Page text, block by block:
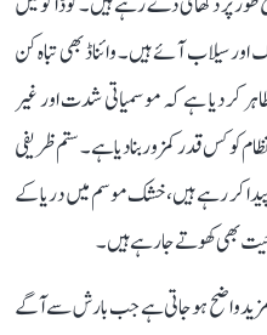
اور سیلاب آئے ہیں۔ وائناڈ بھی تباہ کن
کر دیا ہے کہ موسمیاتی شدت اور غیر
کو کس قدر کمزور بنا دیا ہے۔ ستم ظریفی
کر رہے ہیں، خشک موسم میں دریا کے
بھی کھوتے جا رہے ہیں۔
واضح ہو جاتی ہے جب بارش سے آگے